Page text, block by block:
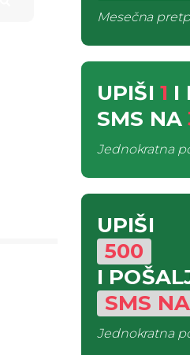
Mesečna
UPIŠI 1 I
SMS NA
Jednokratna
UPIŠI
500
I
SMS NA
Jednokratna